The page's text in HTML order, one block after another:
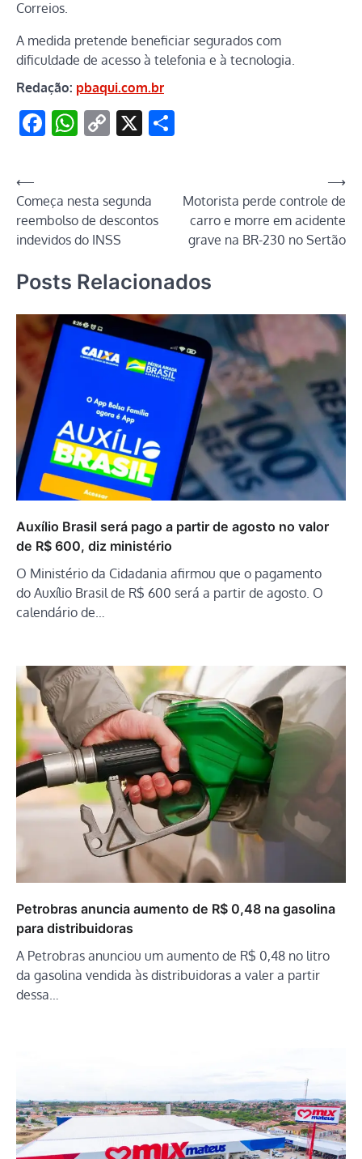
Correios.
A medida pretende beneficiar segurados com
dificuldade de acesso à telefonia e à tecnologia.
Redação: pbaqui.com.br
Facebook
WhatsApp
Copy
X
Navegação
de
Post
⟵
Começa nesta segunda
reembolso de descontos
indevidos do INSS
Motorista perde controle de
carro e morre em acidente
grave na BR-230 no Sertão
⟶
Posts Relacionados
Auxílio Brasil será pago a partir de agosto no valor
de R$ 600, diz ministério
O Ministério da Cidadania afirmou que o pagamento
do Auxílio Brasil de R$ 600 será a partir de agosto. O
calendário de…
Petrobras anuncia aumento de R$ 0,48 na gasolina
para distribuidoras
A Petrobras anunciou um aumento de R$ 0,48 no litro
da gasolina vendida às distribuidoras a valer a partir
dessa…